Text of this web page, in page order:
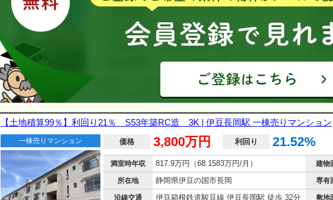
【土地積算99％】利回り21％ S53年築RC造 3K | 伊豆長岡駅 一棟売りマンション
一棟売りマンション 価格 3,800万円 利回り 21.52%
満室時年収 817.9万円（68.1583万円/月） 建物
所在地 静岡県伊豆の国市長岡 専有
沿線交通 伊豆箱根鉄道駿豆線 伊豆長岡駅 徒歩 32分 敷地